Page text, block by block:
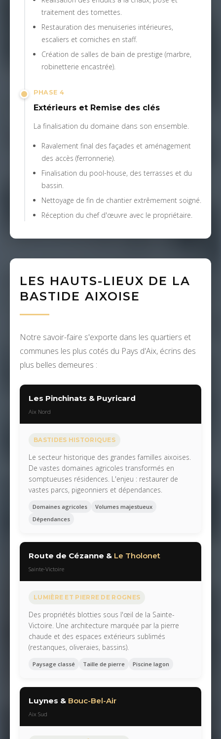
traitement des tomettes.
Restauration des menuiseries intérieures,
escaliers et corniches en staff.
Création de salles de bain de prestige (marbre,
robinetterie encastrée).
PHASE 4
Extérieurs et Remise des clés
La finalisation du domaine dans son ensemble.
Ravalement final des façades et aménagement
des accès (ferronnerie).
Finalisation du pool-house, des terrasses et du
bassin.
Nettoyage de fin de chantier extrêmement soigné.
Réception du chef d'œuvre avec le propriétaire.
LES HAUTS-LIEUX DE LA
BASTIDE AIXOISE
Notre savoir-faire s'exporte dans les quartiers et
communes les plus cotés du Pays d'Aix, écrins des
plus belles demeures :
Les Pinchinats & Puyricard
Aix Nord
BASTIDES HISTORIQUES
Le secteur historique des grandes familles aixoises.
De vastes domaines agricoles transformés en
somptueuses résidences. L'enjeu : restaurer de
vastes parcs, pigeonniers et dépendances.
Domaines agricoles
Volumes majestueux
Dépendances
Route de Cézanne & Le Tholonet
Sainte-Victoire
LUMIÈRE ET PIERRE DE ROGNES
Des propriétés blotties sous l'œil de la Sainte-
Victoire. Une architecture marquée par la pierre
chaude et des espaces extérieurs sublimés
(restanques, oliveraies, bassins).
Paysage classé Taille de pierre Piscine lagon
Luynes & Bouc-Bel-Air
Aix Sud